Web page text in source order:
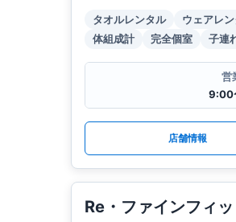
タオルレンタル ウェアレ
体組成計
完全個室 子連
営
9:00
店舗情報
Re・ファインフィ